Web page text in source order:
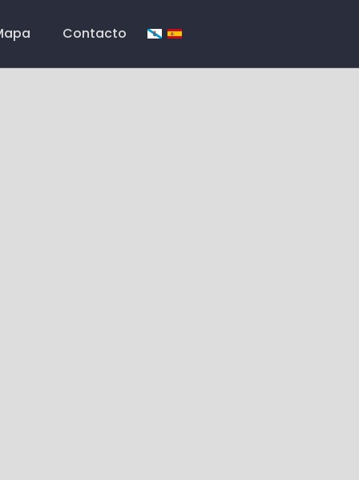
Contacto